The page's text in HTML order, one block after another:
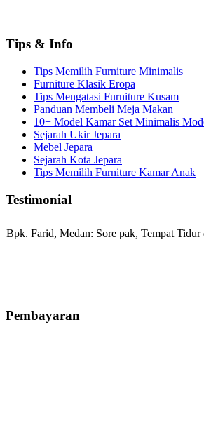
Tips & Info
Tips Memilih Furniture Minimalis
Furniture Klasik Eropa
Tips Mengatasi Furniture Kusam
Panduan Membeli Meja Makan
10+ Model Kamar Set Minimalis
Sejarah Ukir Jepara
Mebel Jepara
Sejarah Kota Jepara
Tips Memilih Furniture Kamar Anak
Testimonial
Bpk. Farid, Medan: Sore pak, Tempat
Pembayaran